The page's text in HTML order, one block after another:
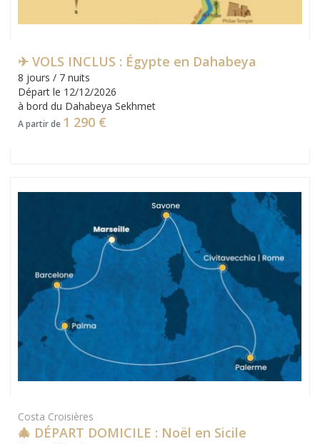
✈ VOLS INCLUS : Égypte en Dahabeya
8 jours / 7 nuits
Départ le 12/12/2026
à bord du Dahabeya Sekhmet
A partir de 1 290 €
Costa Croisières
🎄 DÉPART DOMICILE : Noël en Sicile